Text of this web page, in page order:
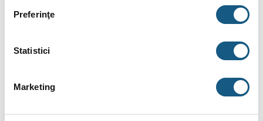
Preferinţe
Statistici
Marketing
BRAND